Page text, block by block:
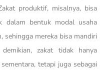
produktif, misalnya, bisa
dalam bentuk modal usaha
sehingga mereka bisa mandiri
zakat tidak hanya
tetapi juga sebagai